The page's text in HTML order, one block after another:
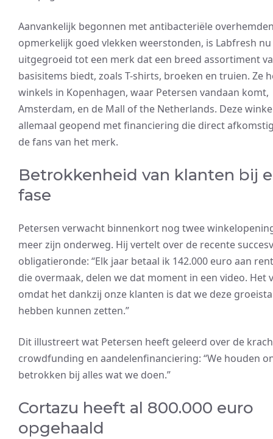
Aanvankelijk begonnen met antibacteriële
opmerkelijk goed vlekken weerstonden, is Labfresh nu
uitgegroeid tot een merk dat een breed assortiment
basisitems biedt, zoals T-shirts, broeken en truien. Ze
winkels in Kopenhagen, waar Petersen vandaan komt,
Amsterdam, en de Mall of the Netherlands. Deze
allemaal geopend met financiering die direct
de fans van het merk.
Betrokkenheid van klanten bij
fase
Petersen verwacht binnenkort nog twee
meer zijn onderweg. Hij vertelt over de recente
obligatieronde: “Elk jaar betaal ik 142.000 euro aan
die overmaak, delen we dat moment in een video. Het
omdat het dankzij onze klanten is dat we deze
hebben kunnen zetten.”
Dit illustreert wat Petersen heeft geleerd over de
crowdfunding en aandelenfinanciering: “We houden
betrokken bij alles wat we doen.”
Cortazu heeft al 800.000 euro
opgehaald